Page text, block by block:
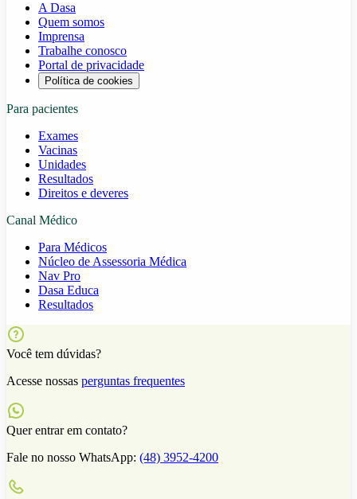
A Dasa
Quem somos
Imprensa
Trabalhe conosco
Portal de privacidade
Política de cookies
Para pacientes
Exames
Vacinas
Unidades
Resultados
Direitos e deveres
Canal Médico
Para Médicos
Núcleo de Assessoria Médica
Nav Pro
Dasa Educa
Resultados
Você tem dúvidas?
Acesse nossas perguntas frequentes
Quer entrar em contato?
Fale no nosso WhatsApp: (48) 3952-4200